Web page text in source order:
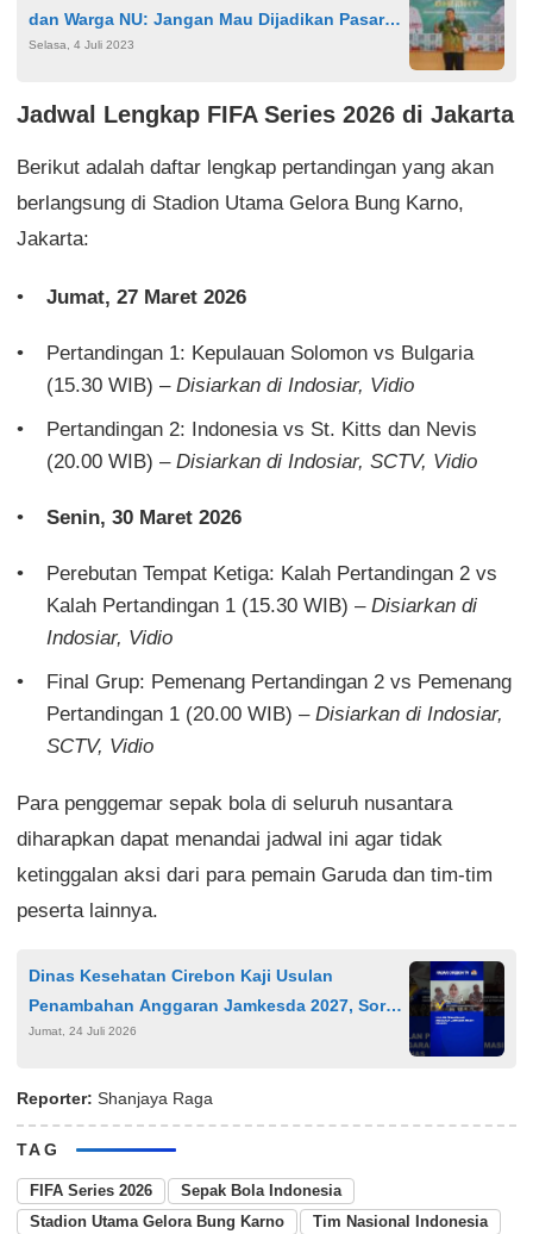
dan Warga NU: Jangan Mau Dijadikan Pasar
Suara Murah Lima Tahunan
Selasa, 4 Juli 2023
Jadwal Lengkap FIFA Series 2026 di Jakarta
Berikut adalah daftar lengkap pertandingan yang akan
berlangsung di Stadion Utama Gelora Bung Karno,
Jakarta:
Jumat, 27 Maret 2026
Pertandingan 1: Kepulauan Solomon vs Bulgaria
(15.30 WIB) – Disiarkan di Indosiar, Vidio
Pertandingan 2: Indonesia vs St. Kitts dan Nevis
(20.00 WIB) – Disiarkan di Indosiar, SCTV, Vidio
Senin, 30 Maret 2026
Perebutan Tempat Ketiga: Kalah Pertandingan 2 vs
Kalah Pertandingan 1 (15.30 WIB) – Disiarkan di
Indosiar, Vidio
Final Grup: Pemenang Pertandingan 2 vs Pemenang
Pertandingan 1 (20.00 WIB) – Disiarkan di Indosiar,
SCTV, Vidio
Para penggemar sepak bola di seluruh nusantara
diharapkan dapat menandai jadwal ini agar tidak
ketinggalan aksi dari para pemain Garuda dan tim-tim
peserta lainnya.
Dinas Kesehatan Cirebon Kaji Usulan
Penambahan Anggaran Jamkesda 2027, Soroti
Regulasi dan BPJS Nonaktif
Jumat, 24 Juli 2026
Reporter: Shanjaya Raga
TAG
FIFA Series 2026
Sepak Bola Indonesia
Stadion Utama Gelora Bung Karno
Tim Nasional Indonesia